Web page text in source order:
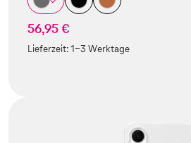
56,95 €
Lieferzeit:1-3 Werktage